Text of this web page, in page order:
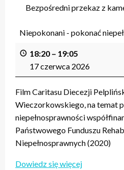
Bezpośredni przekaz z
Niepokonani - pokonać
18:20 – 19:05
17 czerwca 2026
Film Caritasu Diecezji
Wieczorkowskiego, na temat
niepełnosprawności
Państwowego Funduszu
Niepełnosprawnych (2020)
Dowiedz się więcej